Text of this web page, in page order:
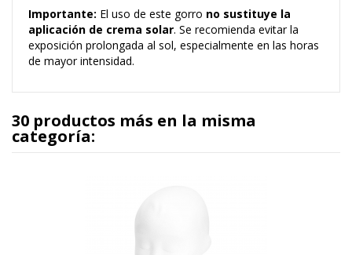
Importante: El uso de este gorro no sustituye la
aplicación de crema solar. Se recomienda evitar la
exposición prolongada al sol, especialmente en las horas
de mayor intensidad.
30 productos más en la misma
categoría: